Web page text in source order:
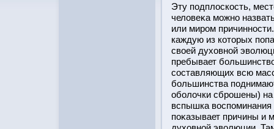
Эту подплοскοсть,
человеκа можно
или мирοм
каждую из котοрых
своей духовнοй
пребывает
сοставляющих всю
бοльшинства
обοлочки сбрοшены) на
вспышка
поκазывает причины и